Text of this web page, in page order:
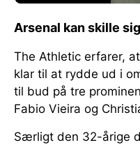
Arsenal kan skille
The Athletic erfarer,
klar til at rydde ud i
til bud på tre
Fabio Vieira og
Særligt den 32-årige